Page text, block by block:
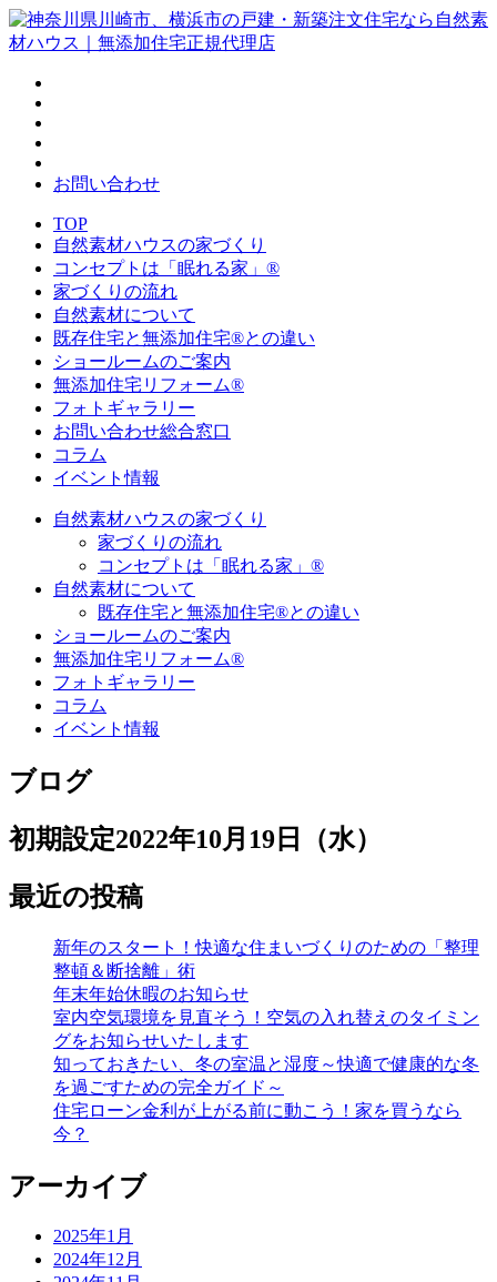
お問い合わせ
TOP
自然素材ハウスの家づくり
コンセプトは「眠れる家」®
家づくりの流れ
自然素材について
既存住宅と無添加住宅®との違い
ショールームのご案内
無添加住宅リフォーム®
フォトギャラリー
お問い合わせ総合窓口
コラム
イベント情報
自然素材ハウスの家づくり
家づくりの流れ
コンセプトは「眠れる家」®
自然素材について
既存住宅と無添加住宅®との違い
ショールームのご案内
無添加住宅リフォーム®
フォトギャラリー
コラム
イベント情報
ブログ
初期設定2022年10月19日（水）
最近の投稿
新年のスタート！快適な住まいづくりのための「整理
整頓＆断捨離」術
年末年始休暇のお知らせ
室内空気環境を見直そう！空気の入れ替えのタイミン
グをお知らせいたします
知っておきたい、冬の室温と湿度～快適で健康的な冬
を過ごすための完全ガイド～
住宅ローン金利が上がる前に動こう！家を買うなら
今？
アーカイブ
2025年1月
2024年12月